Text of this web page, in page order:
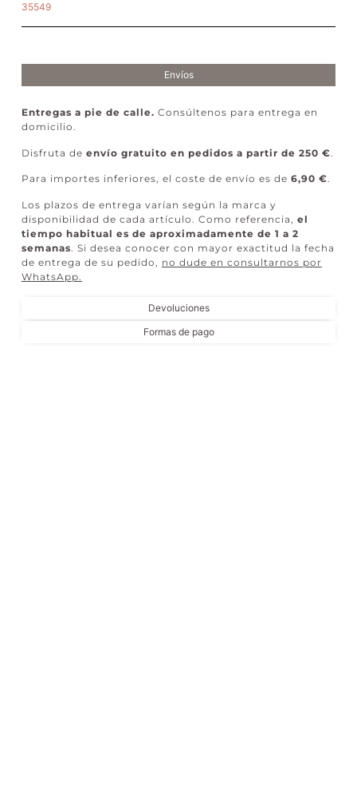
35549
Envíos
Devoluciones
Formas de pago
Entregas a pie de calle. Consúltenos para entrega en
domicilio.
Disfruta de envío gratuito en pedidos a partir de 250 €
Para importes inferiores, el coste de envío es de 6,90 €.
Los plazos de entrega varían según la marca y
disponibilidad de cada artículo. Como referencia, el
tiempo habitual es de aproximadamente de 1 a 2
semanas . Si desea conocer con mayor exactitud la fecha
de entrega de su pedido, no dude en consultarnos por
WhatsApp